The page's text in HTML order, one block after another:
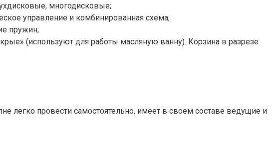
многодисковые;
управление и комбинированная схема;
пружин;
(используют для работы масляную ванну). Корзина в разрезе
легко провести самостоятельно, имеет в своем составе ведущие и